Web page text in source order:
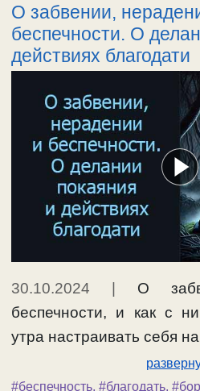
О забвении,
беспечности. О
действиях благодати
30.10.2024
О
беспечности, и как с
утра настраивать себя
#беспечность, #благодать,